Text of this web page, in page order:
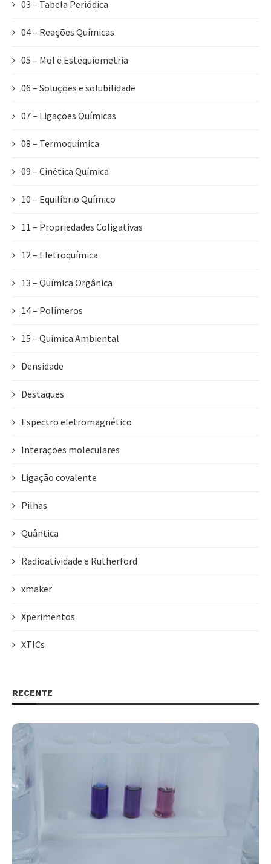
03 – Tabela Periódica
04 – Reações Químicas
05 – Mol e Estequiometria
06 – Soluções e solubilidade
07 – Ligações Químicas
08 – Termoquímica
09 – Cinética Química
10 – Equilíbrio Químico
11 – Propriedades Coligativas
12 – Eletroquímica
13 – Química Orgânica
14 – Polímeros
15 – Química Ambiental
Densidade
Destaques
Espectro eletromagnético
Interações moleculares
Ligação covalente
Pilhas
Quântica
Radioatividade e Rutherford
xmaker
Xperimentos
XTICs
RECENTE